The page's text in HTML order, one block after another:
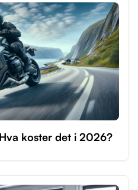
koster det i 2026?